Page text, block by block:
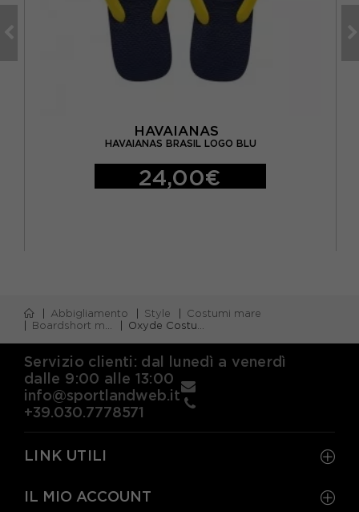
HAVAIANAS
HAVAIANAS BRASIL LOGO BLU
24,00€
Abbigliamento Style
Costumi mare
Boardshort mare
Oxyde Costume Boxer Stella Marina Blu Bambino
Servizio clienti: dal lunedì a venerdì
dalle 9:00 alle 13:00
info@sportlandweb.it
+39.030.7778571
LINK UTILI
IL MIO ACCOUNT